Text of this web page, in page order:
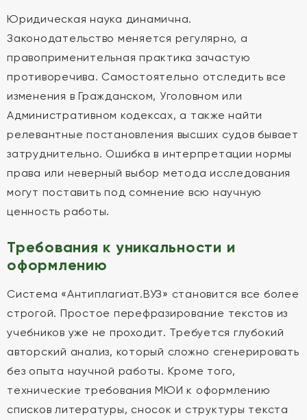
Юридическая наука динамична.
Законодательство меняется регулярно, а
правоприменительная практика зачастую
противоречива. Самостоятельно отследить все
изменения в Гражданском, Уголовном или
Административном кодексах, а также найти
релевантные постановления высших судов бывает
затруднительно. Ошибка в интерпретации нормы
права или неверный выбор метода исследования
могут поставить под сомнение всю научную
ценность работы.
Требования к уникальности и
оформлению
Система «Антиплагиат.ВУЗ» становится все более
строгой. Простое перефразирование текстов из
учебников уже не проходит. Требуется глубокий
авторский анализ, который сложно сгенерировать
без опыта научной работы. Кроме того,
технические требования МЮИ к оформлению
списков литературы, сносок и структуры текста